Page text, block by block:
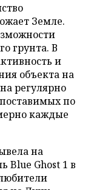
Земле.
грунта. В
и
объекта на
регулярно
по
каждые
на
Blue Ghost 1 в